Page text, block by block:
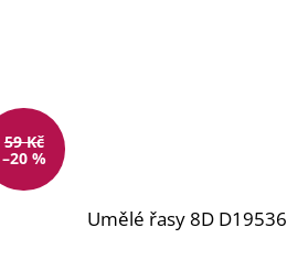
59 Kč
–20 %
Umělé řasy 8D D19536